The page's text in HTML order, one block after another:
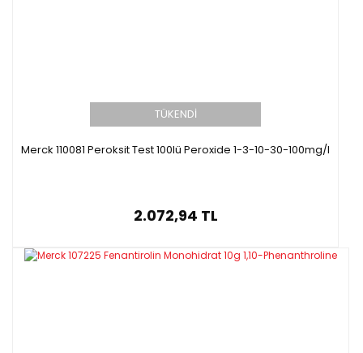
TÜKENDİ
Merck 110081 Peroksit Test 100lü Peroxide 1-3-10-30-100mg/l
2.072,94 TL